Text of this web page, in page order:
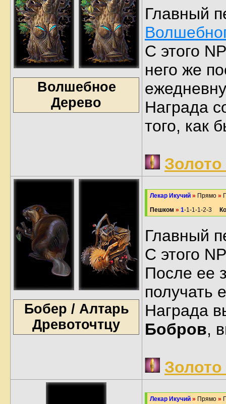
Волшебное
Дерево
Главный
С этого
него же
Награда
того, как
Бобер / Алтарь
Древоточтцу
Лекар Икучий » Прямо »
Пешком » 1-1-1-1-2-3
Главный
С этого
После ее
получать
Награда
Бобров,
Лекар Икучий » Прямо »